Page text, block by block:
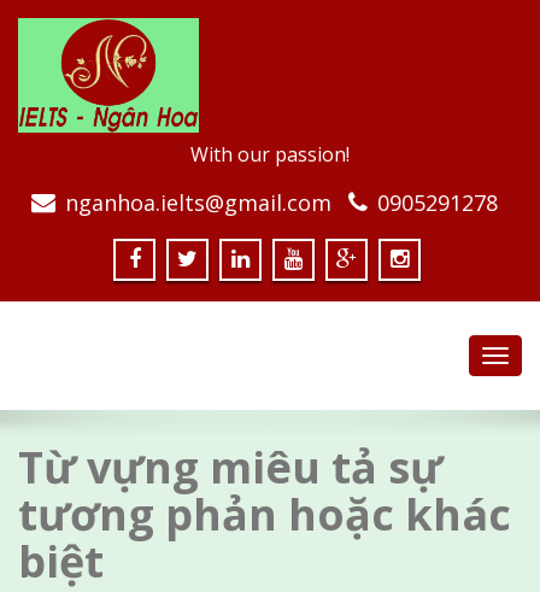
With our passion!
nganhoa.ielts@gmail.com 0905291278
Từ vựng miêu tả sự
tương phản hoặc khác
biệt